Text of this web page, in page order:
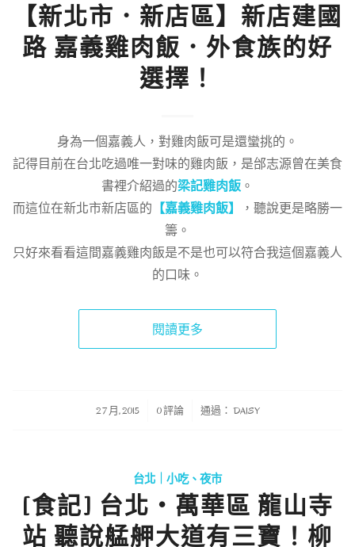
【新北市．新店區】新店建國
路 嘉義雞肉飯．外食族的好
選擇！
身為一個嘉義人，對雞肉飯可是還蠻挑的。
記得目前在台北吃過唯一對味的雞肉飯，是邰志源曾在美食
書裡介紹過的梁記雞肉飯 。
而這位在新北市新店區的 【嘉義雞肉飯】
，聽說更是略勝一
籌。
只好來看看這間嘉義雞肉飯是不是也可以符合我這個嘉義人
的口味。
閱讀更多
2 7 月, 2015
/ 0 評論 通過： DAISY
台北｜小吃、夜市
[食記] 台北‧萬華區 龍山寺
站 聽說艋舺大道有三寶！柳